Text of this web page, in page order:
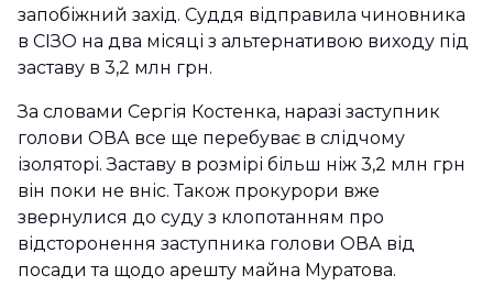
запобіжний захід. Суддя відправила чиновника
в СІЗО на два місяці з альтернативою виходу під
заставу в 3,2 млн грн.
За словами Сергія Костенка, наразі заступник
голови ОВА все ще перебуває в слідчому
ізоляторі. Заставу в розмірі більш ніж 3,2 млн грн
він поки не вніс. Також прокурори вже
звернулися до суду з клопотанням про
відсторонення заступника голови ОВА від
посади та щодо арешту майна Муратова.